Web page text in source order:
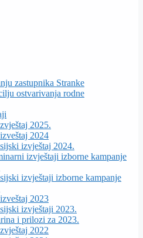
zastupnika Stranke
ostvarivanja rodne
2025.
2024
izvještaj 2024.
izvještaji izborne kampanje
izvještaji izborne kampanje
2023
izvještaji 2023.
i prilozi za 2023.
2022